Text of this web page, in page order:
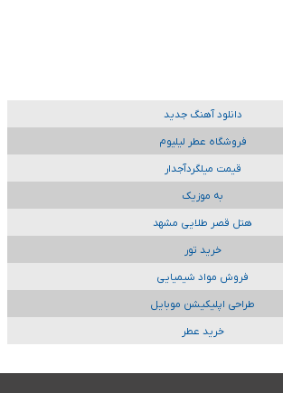
دانلود آهنگ جدید
فروشگاه عطر لیلیوم
قیمت میلگردآجدار
به موزیک
هتل قصر طلایی مشهد
خرید تور
فروش مواد شیمیایی
طراحی اپلیکیشن موبایل
خرید عطر